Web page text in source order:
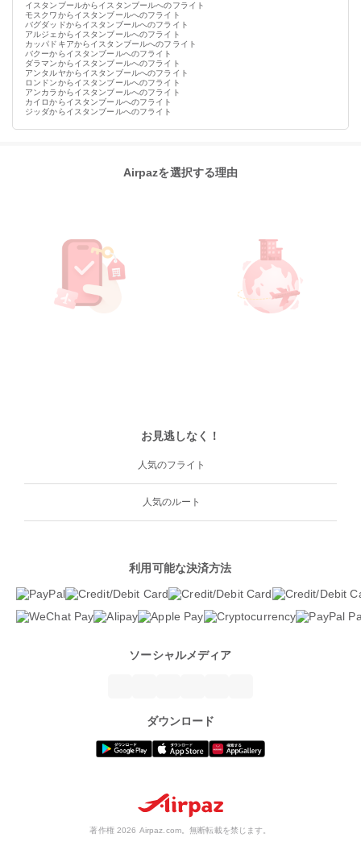
イスタンブールからイスタンブールへのフライト
モスクワからイスタンブールへのフライト
バグダッドからイスタンブールへのフライト
アルジェからイスタンブールへのフライト
カッパドキアからイスタンブールへのフライト
バクーからイスタンブールへのフライト
ダラマンからイスタンブールへのフライト
アンタルヤからイスタンブールへのフライト
ロンドンからイスタンブールへのフライト
アンカラからイスタンブールへのフライト
カイロからイスタンブールへのフライト
ジッダからイスタンブールへのフライト
Airpazを選択する理由
お見逃しなく！
人気のフライト
人気のルート
利用可能な決済方法
ソーシャルメディア
ダウンロード
著作権 2026 Airpaz.com。無断転載を禁じます。